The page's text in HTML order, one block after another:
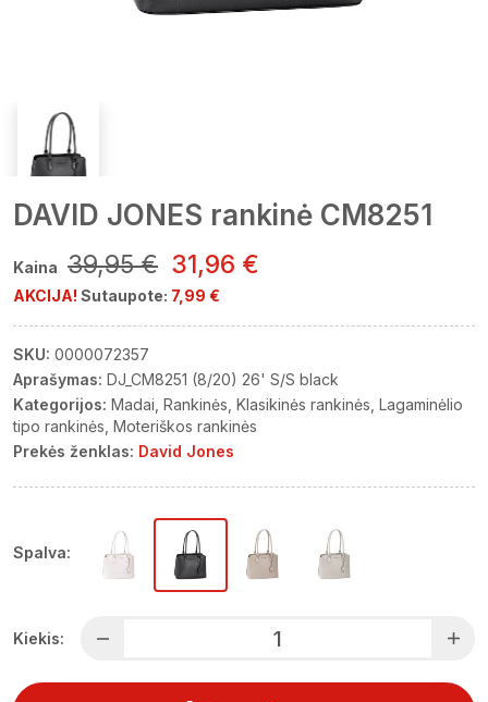
DAVID JONES rankinė CM8251
Kaina 39,95 € 31,96 €
AKCIJA! Sutaupote: 7,99 €
SKU: 0000072357
Aprašymas: DJ_CM8251 (8/20) 26' S/S black
Kategorijos: Madai Rankinės Klasikinės rankinės Lagaminėlio
tipo rankinės Moteriškos rankinės
Prekės ženklas: David Jones
Spalva:
Kiekis: